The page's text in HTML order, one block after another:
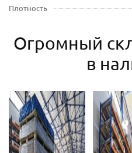
Плотность
Огромный
в